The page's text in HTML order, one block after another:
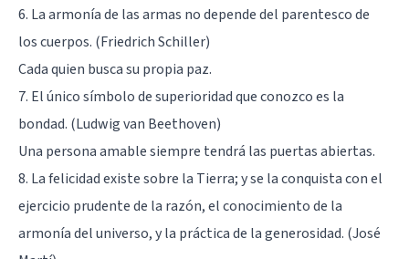
6. La armonía de las armas no depende del parentesco de
los cuerpos. (Friedrich Schiller)
Cada quien busca su propia paz.
7. El único símbolo de superioridad que conozco es la
bondad. (Ludwig van Beethoven)
Una persona amable siempre tendrá las puertas abiertas.
8. La felicidad existe sobre la Tierra; y se la conquista con el
ejercicio prudente de la razón, el conocimiento de la
armonía del universo, y la práctica de la generosidad. (José